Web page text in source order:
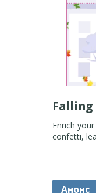
Falling
Enrich
confetti,
Анонс